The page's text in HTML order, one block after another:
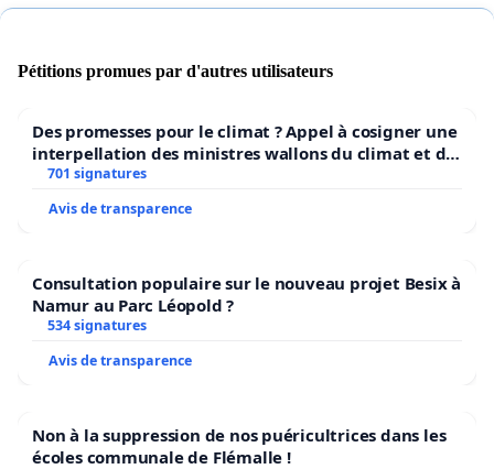
roses, pour la beauté du monde.
horizon, abandonnez un projet inutile et néfaste. Dans la
Parmi les signataires :
Eliane Anglaret, Présidente de la Fédération Nature et Progrès
Aurel, dessinateur de presse (Le Monde, Politis, CQFD, etc)
de Toulouse, retraitée
Marc Dufumier, agronome, Professeur Honoraire Agro ParisTech
Robert Levesque, agronome, président d'AGTER, auteur de "Terre et Humanité,
Pétitions promues par d'autres utilisateurs
Des promesses pour le climat ? Appel à cosigner une
interpellation des ministres wallons du climat et de
l’environnement.
701 signatures
Avis de transparence
Consultation populaire sur le nouveau projet Besix à
Namur au Parc Léopold ?
534 signatures
Avis de transparence
Non à la suppression de nos puéricultrices dans les
écoles communale de Flémalle !